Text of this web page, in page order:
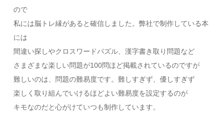
ので
私には脳トレ縁があると確信しました。弊社で制作している本
には
間違い探しやクロスワードパズル、漢字書き取り問題など
さまざまな楽しい問題が100問ほど掲載されているのですが
難しいのは、問題の難易度です。難しすぎず、優しすぎず
楽しく取り組んでいけるほどよい難易度を設定するのが
キモなのだと心がけていつも制作しています。